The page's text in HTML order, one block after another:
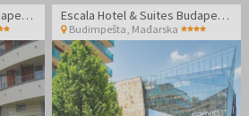
Escala Hotel & Suites Budapest - Letnji odmor u Budimpešti Escala Hotel & Suites Budapest - Porodični odmor
Budimpešta, Mađarska